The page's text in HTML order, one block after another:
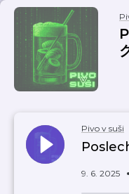
Pivo v suši
9. 6. 2025